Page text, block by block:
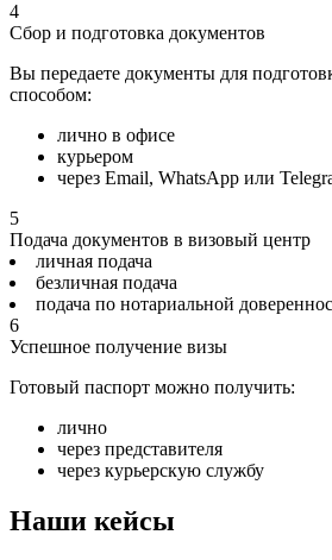
4
Сбор и подготовка документов
Вы передаете документы для
способом:
лично в офисе
курьером
через Email, WhatsApp или
5
Подача документов в визовый центр
личная подача
безличная подача
подача по нотариальной
6
Успешное получение визы
Готовый паспорт можно получить:
лично
через представителя
через курьерскую службу
Наши кейсы